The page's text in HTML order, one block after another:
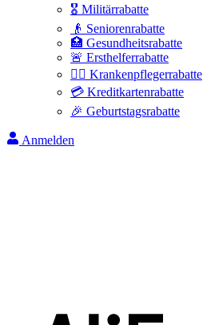
🎖️ Militärrabatte
👴 Seniorenrabatte
🏥 Gesundheitsrabatte
🚨 Ersthelferrabatte
👩‍⚕️ Krankenpflegerrabatte
💳 Kreditkartenrabatte
🎉 Geburtstagsrabatte
Anmelden